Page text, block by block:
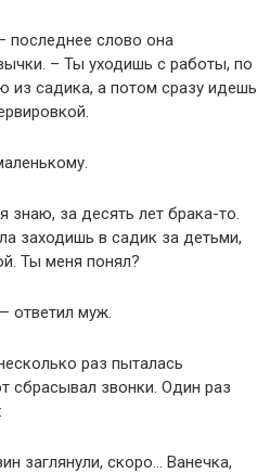
последнее слово она
– Ты уходишь с работы, по
из садика, а потом сразу идешь
знаю, за десять лет брака-то.
заходишь в садик за детьми,
Ты меня понял?
ответил муж.
раз пыталась
сбрасывал звонки. Один раз
заглянули, скоро… Ванечка,